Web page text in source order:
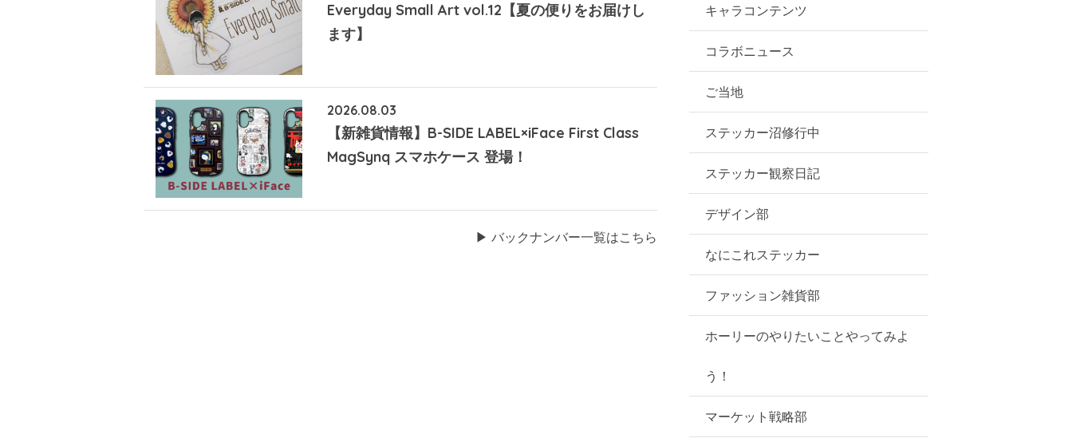
Everyday Small Art vol.12【夏の便りをお届けし
ます】
2026.08.03
【新雑貨情報】B-SIDE LABEL×iFace First Class
MagSynq スマホケース 登場！
▶︎ バックナンバー一覧はこちら
キャラコンテンツ
コラボニュース
ご当地
ステッカー沼修行中
ステッカー観察日記
デザイン部
なにこれステッカー
ファッション雑貨部
ホーリーのやりたいことやってみよ
う！
マーケット戦略部